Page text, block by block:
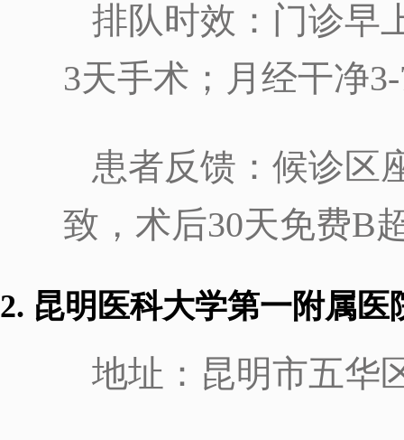
排队时效：门诊早
3天手术；月经干净
患者反馈：候诊区
致，术后30天免费B
2. 昆明医科大学第一附属
地址：昆明市五华